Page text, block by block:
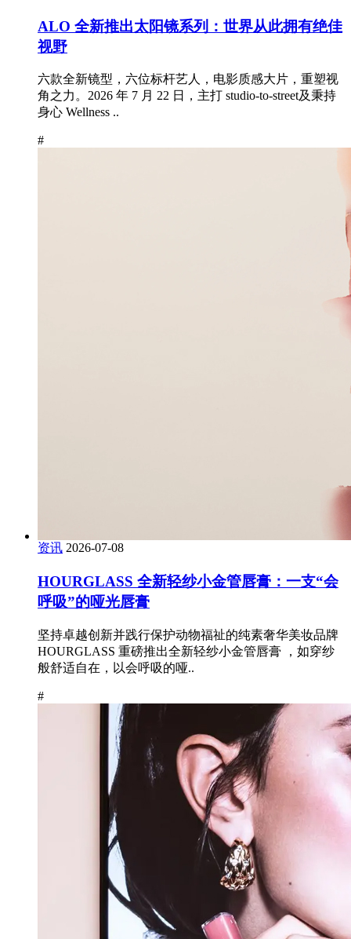
ALO 全新推出太阳镜系列：世界从此拥有绝佳
视野
六款全新镜型，六位标杆艺人，电影质感大片，重塑视
角之力。2026 年 7 月 22 日，主打 studio-to-street及秉持
身心 Wellness ..
#
资讯 2026-07-08
HOURGLASS 全新轻纱小金管唇膏：一支“会
呼吸”的哑光唇膏
坚持卓越创新并践行保护动物福祉的纯素奢华美妆品牌
HOURGLASS 重磅推出全新轻纱小金管唇膏 ，如穿纱
般舒适自在，以会呼吸的哑..
#